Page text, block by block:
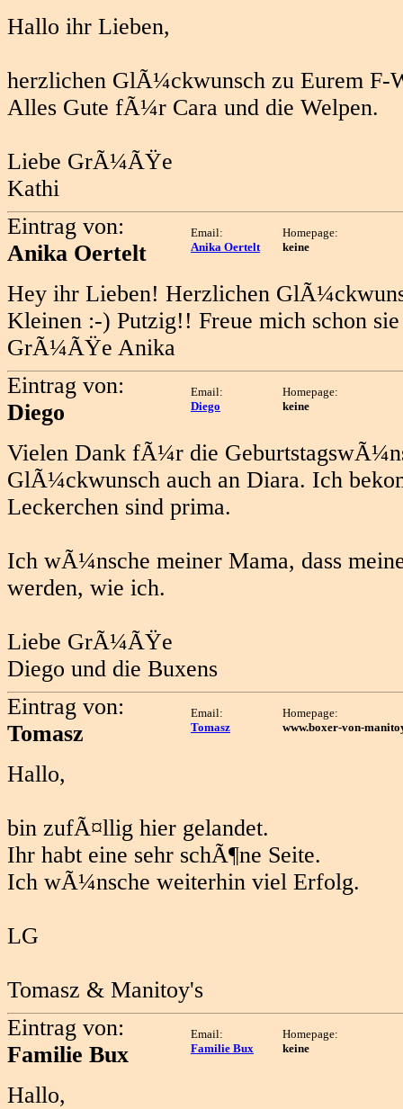
Hallo ihr Lieben,
herzlichen GlÃ¼ckwunsch zu Eurem F-
Alles Gute fÃ¼r Cara und die Welpen.
Liebe GrÃ¼ÃŸe
Kathi
Eintrag von:
Anika Oertelt
Email:
Anika Oertelt
Homepage:
keine
Hey ihr Lieben! Herzlichen
Kleinen :-) Putzig!! Freue mich schon
GrÃ¼ÃŸe Anika
Eintrag von:
Diego
Email:
Diego
Homepage:
keine
Vielen Dank fÃ¼r die
GlÃ¼ckwunsch auch an Diara. Ich
Leckerchen sind prima.
Ich wÃ¼nsche meiner Mama, dass
werden, wie ich.
Liebe GrÃ¼ÃŸe
Diego und die Buxens
Eintrag von:
Tomasz
Email:
Tomasz
Homepage:
www.boxer-von-
Hallo,
bin zufÃ¤llig hier gelandet.
Ihr habt eine sehr schÃ¶ne Seite.
Ich wÃ¼nsche weiterhin viel Erfolg.
LG
Tomasz & Manitoy's
Eintrag von:
Familie Bux
Email:
Familie Bux
Homepage:
keine
Hallo,